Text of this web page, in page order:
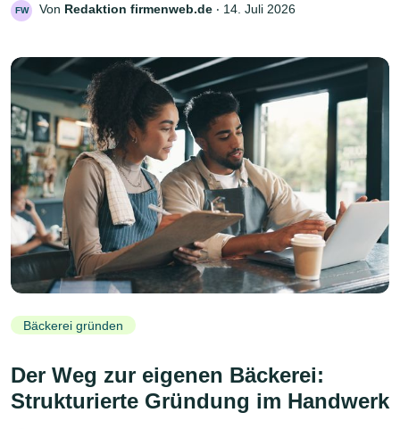
FW Von Redaktion firmenweb.de ‧ 14. Juli 2026
Bäckerei gründen
Der Weg zur eigenen Bäckerei:
Strukturierte Gründung im Handwerk